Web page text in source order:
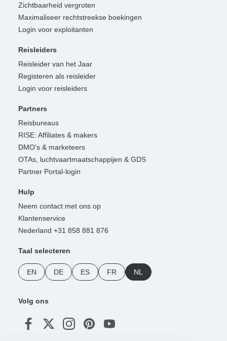
Zichtbaarheid vergroten
Maximaliseer rechtstreekse boekingen
Login voor exploitanten
Reisleiders
Reisleider van het Jaar
Registeren als reisleider
Login voor reisleiders
Partners
Reisbureaus
RISE: Affiliates & makers
DMO's & marketeers
OTAs, luchtvaartmaatschappijen & GDS
Partner Portal-login
Hulp
Neem contact met ons op
Klantenservice
Nederland +31 858 881 876
Taal selecteren
EN DE ES FR NL
Volg ons